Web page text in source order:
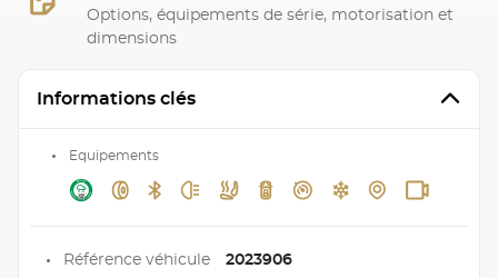
Options, équipements de série, motorisation et
dimensions
Informations clés
Equipements
Référence véhicule 2023906